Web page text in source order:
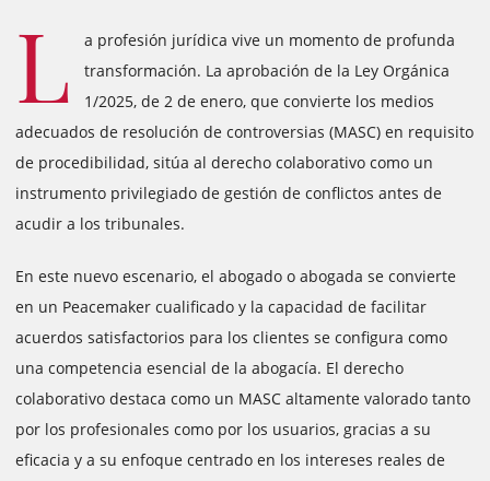
L
a profesión jurídica vive un momento de profunda
transformación. La aprobación de la Ley Orgánica
1/2025, de 2 de enero, que convierte los medios
adecuados de resolución de controversias (MASC) en requisito
de procedibilidad, sitúa al derecho colaborativo como un
instrumento privilegiado de gestión de conflictos antes de
acudir a los tribunales.
En este nuevo escenario, el abogado o abogada se convierte
en un Peacemaker cualificado y la capacidad de facilitar
acuerdos satisfactorios para los clientes se configura como
una competencia esencial de la abogacía. El derecho
colaborativo destaca como un MASC altamente valorado tanto
por los profesionales como por los usuarios, gracias a su
eficacia y a su enfoque centrado en los intereses reales de